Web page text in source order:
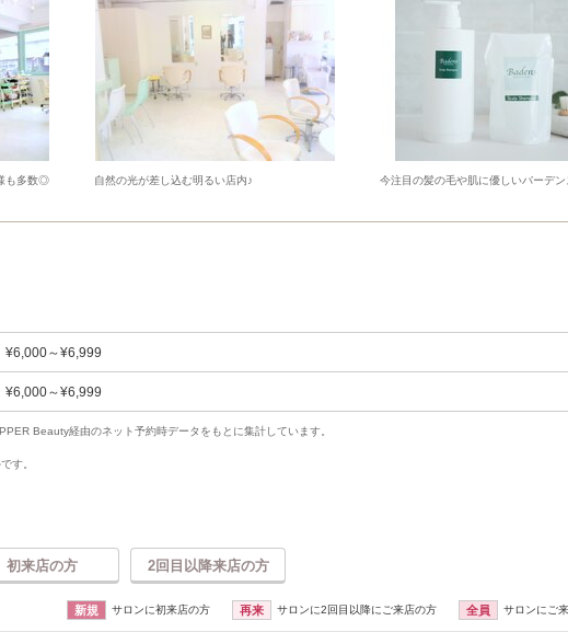
も多数◎ 自然の光が差し込む明るい店内♪ 今注目の髪の毛や肌に優しいバーデ
¥6,000～¥6,999
¥6,000～¥6,999
Beauty経由のネット予約時データをもとに集計しています。
す。
初来店の方 2回目以降来店の方
新規 サロンに初来店の方 再来 サロンに2回目以降にご来店の方 全員 サロンにご